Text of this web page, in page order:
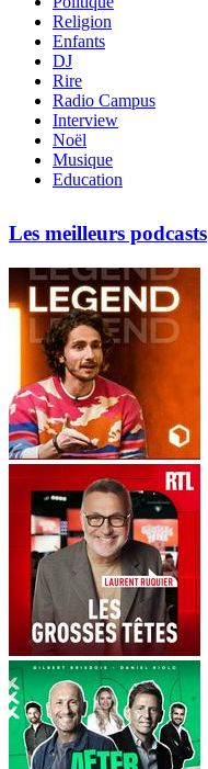
Religion
Enfants
DJ
Rire
Radio Campus
Interview
Noël
Musique
Education
Les meilleurs podcasts